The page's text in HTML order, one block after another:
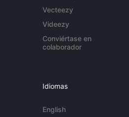
Vecteezy
Videezy
Conviértase en
colaborador
Idiomas
English